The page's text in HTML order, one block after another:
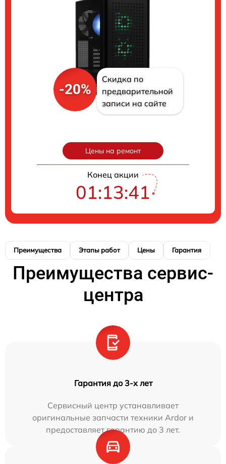
-20%
Скидка по
предварительной
записи на сайте
Цены на ремонт
Конец акции
01:13:40
Преимущества Этапы работ Цены Гарантия
Преимущества сервис-
центра
Гарантия до 3-х лет
Сервисный центр устанавливает
оригинальные запчасти техники Ardor и
предоставляет гарантию до 3 лет.